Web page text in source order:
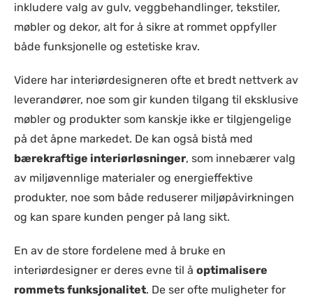
inkludere valg av gulv, veggbehandlinger, tekstiler,
møbler og dekor, alt for å sikre at rommet oppfyller
både funksjonelle og estetiske krav.
Videre har interiørdesigneren ofte et bredt nettverk av
leverandører, noe som gir kunden tilgang til eksklusive
møbler og produkter som kanskje ikke er tilgjengelige
på det åpne markedet. De kan også bistå med
bærekraftige interiørløsninger, som innebærer valg
av miljøvennlige materialer og energieffektive
produkter, noe som både reduserer miljøpåvirkningen
og kan spare kunden penger på lang sikt.
En av de store fordelene med å bruke en
interiørdesigner er deres evne til å optimalisere
rommets funksjonalitet. De ser ofte muligheter for